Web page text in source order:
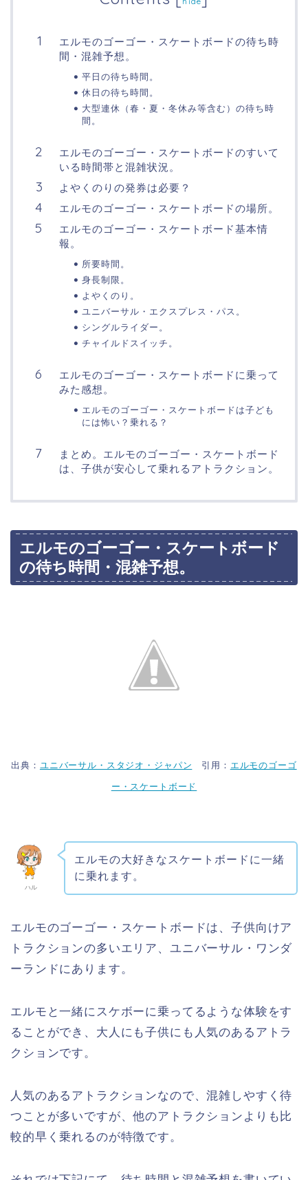
エルモのゴーゴー・スケートボードの待ち時
間・混雑予想。
平日の待ち時間。
休日の待ち時間。
大型連休（春・夏・冬休み等含む）の待ち時
間。
エルモのゴーゴー・スケートボードのすいて
いる時間帯と混雑状況。
よやくのりの発券は必要？
エルモのゴーゴー・スケートボードの場所。
エルモのゴーゴー・スケートボード基本情
報。
所要時間。
身長制限。
よやくのり。
ユニバーサル・エクスプレス・パス。
シングルライダー。
チャイルドスイッチ。
エルモのゴーゴー・スケートボードに乗って
みた感想。
エルモのゴーゴー・スケートボードは子ども
には怖い？乗れる？
まとめ。エルモのゴーゴー・スケートボード
は、子供が安心して乗れるアトラクション。
エルモのゴーゴー・スケートボード
の待ち時間・混雑予想。
出典： ユニバーサル・スタジオ・ジャパン 引用： エルモのゴーゴ
ー・スケートボード
ハル
エルモの大好きなスケートボードに一緒
に乗れます。
エルモのゴーゴー・スケートボードは、子供向けア
トラクションの多いエリア、ユニバーサル・ワンダ
ーランドにあります。
エルモと一緒にスケボーに乗ってるような体験をす
ることができ、大人にも子供にも人気のあるアトラ
クションです。
人気のあるアトラクションなので、混雑しやすく待
つことが多いですが、他のアトラクションよりも比
較的早く乗れるのが特徴です。